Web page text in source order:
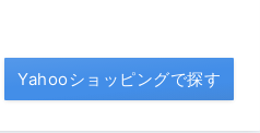
Yahooショッピングで探す